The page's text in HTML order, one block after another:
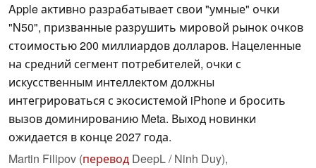
Apple активно разрабатывает свои "умные" очки
"N50", призванные разрушить мировой рынок очков
стоимостью 200 миллиардов долларов. Нацеленные
на средний сегмент потребителей, очки с
искусственным интеллектом должны
интегрироваться с экосистемой iPhone и бросить
вызов доминированию Meta. Выход новинки
ожидается в конце 2027 года.
Martin Filipov (перевод DeepL / Ninh Duy),